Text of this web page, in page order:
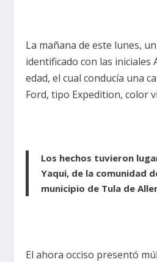
La mañana de este lunes,
identificado con las iniciales
edad, el cual conducía una
Ford, tipo Expedition, color
Los hechos tuvieron
Yaqui, de la comunidad
municipio de Tula de
El ahora occiso presentó